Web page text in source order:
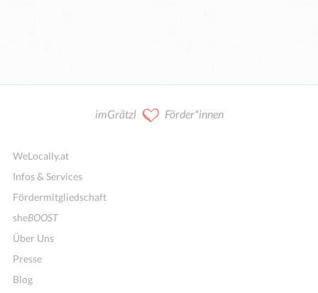
imGrätzl Förder*innen
WeLocally.at
Infos & Services
Fördermitgliedschaft
sheBOOST
Über Uns
Presse
Blog